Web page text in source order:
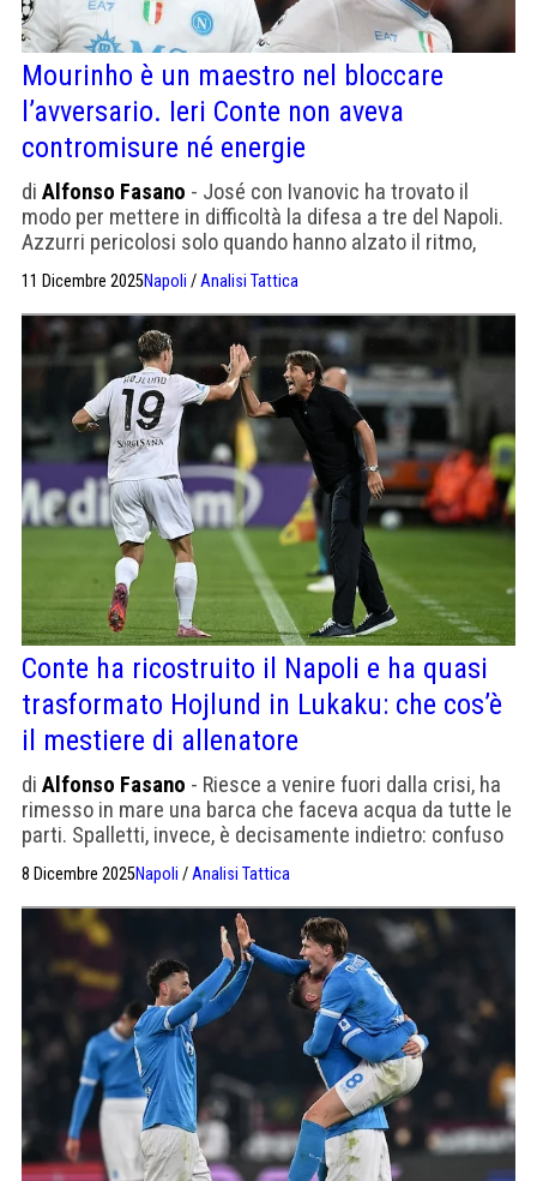
Mourinho è un maestro nel bloccare
l’avversario. Ieri Conte non aveva
contromisure né energie
di Alfonso Fasano - José con Ivanovic ha trovato il
modo per mettere in difficoltà la difesa a tre del Napoli.
Azzurri pericolosi solo quando hanno alzato il ritmo,
11 Dicembre 2025Napoli /Analisi Tattica
Conte ha ricostruito il Napoli e ha quasi
trasformato Hojlund in Lukaku: che cos’è
il mestiere di allenatore
di Alfonso Fasano - Riesce a venire fuori dalla crisi, ha
rimesso in mare una barca che faceva acqua da tutte le
parti. Spalletti, invece, è decisamente indietro: confuso
8 Dicembre 2025Napoli /Analisi Tattica